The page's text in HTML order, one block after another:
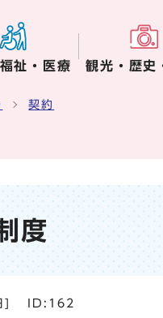
祉・医療 観光・歴史
契約
度
ID:162